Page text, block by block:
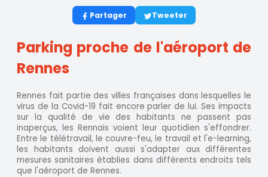
Partager Tweeter
Parking proche de l'aéroport de
Rennes
Rennes fait partie des villes françaises dans lesquelles le
virus de la Covid-19 fait encore parler de lui. Ses impacts
sur la qualité de vie des habitants ne passent pas
inaperçus, les Rennais voient leur quotidien s'effondrer.
Entre le télétravail, le couvre-feu, le travail et l'e-learning,
les habitants doivent aussi s'adapter aux différentes
mesures sanitaires établies dans différents endroits tels
que l'aéroport de Rennes.